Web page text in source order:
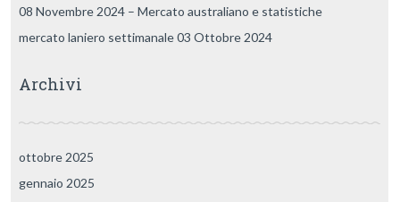
08 Novembre 2024 – Mercato australiano e statistiche
mercato laniero settimanale 03 Ottobre 2024
Archivi
ottobre 2025
gennaio 2025